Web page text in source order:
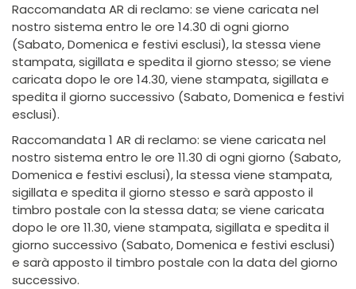
Raccomandata AR di reclamo: se viene caricata nel
nostro sistema entro le ore 14.30 di ogni giorno
(Sabato, Domenica e festivi esclusi), la stessa viene
stampata, sigillata e spedita il giorno stesso; se viene
caricata dopo le ore 14.30, viene stampata, sigillata e
spedita il giorno successivo (Sabato, Domenica e festivi
esclusi).
Raccomandata 1 AR di reclamo: se viene caricata nel
nostro sistema entro le ore 11.30 di ogni giorno (Sabato,
Domenica e festivi esclusi), la stessa viene stampata,
sigillata e spedita il giorno stesso e sarà apposto il
timbro postale con la stessa data; se viene caricata
dopo le ore 11.30, viene stampata, sigillata e spedita il
giorno successivo (Sabato, Domenica e festivi esclusi)
e sarà apposto il timbro postale con la data del giorno
successivo.